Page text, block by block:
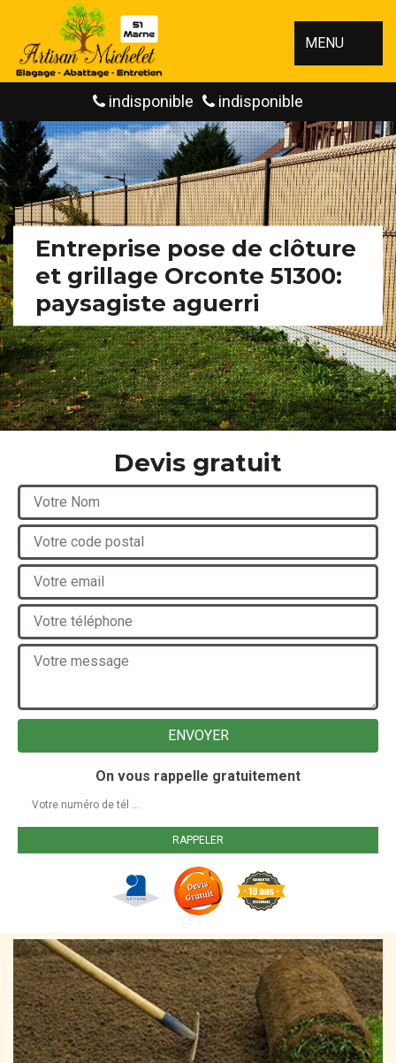
MENU
indisponible indisponible
Entreprise pose de clôture
et grillage Orconte 51300:
paysagiste aguerri
Devis gratuit
On vous rappelle gratuitement